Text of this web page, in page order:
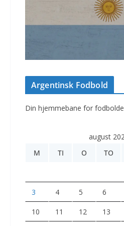
Argentinsk Fodbold
Din hjemmebane for
august
M
TI O TO
3 4 5 6
10 11 12 13